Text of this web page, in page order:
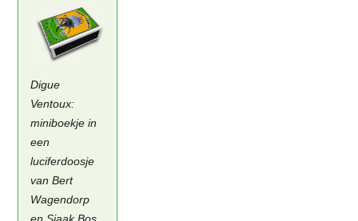
Digue
Ventoux:
miniboekje in
een
luciferdoosje
van Bert
Wagendorp
en Sjaak Bos